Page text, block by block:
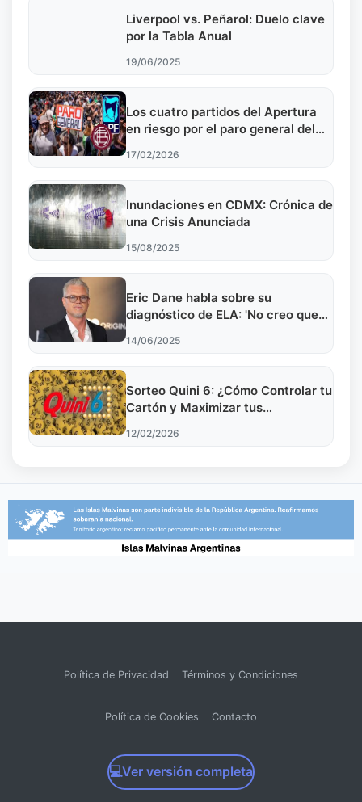
Liverpool vs. Peñarol: Duelo clave
por la Tabla Anual
19/06/2025
Los cuatro partidos del Apertura
en riesgo por el paro general del
otros clubes?
17/02/2026
Inundaciones en CDMX: Crónica de
una Crisis Anunciada
15/08/2025
Eric Dane habla sobre su
diagnóstico de ELA: 'No creo que
14/06/2025
Sorteo Quini 6: ¿Cómo Controlar tu
Cartón y Maximizar tus
Histórico de $40.000 Millones?
12/02/2026
Política de Privacidad Términos y Condiciones
Política de Cookies Contacto
💻Ver versión completa